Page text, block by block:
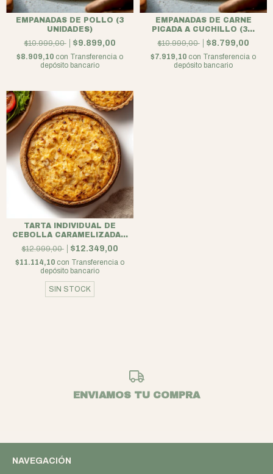
EMPANADAS DE POLLO (3
UNIDADES)
$10.999,00
$9.899,00
$8.909,10 con Transferencia o
depósito bancario
EMPANADAS DE CARNE
PICADA A CUCHILLO (3...
$10.999,00
$8.799,00
$7.919,10 con Transferencia o
depósito bancario
TARTA INDIVIDUAL DE
CEBOLLA CARAMELIZADA...
$12.999,00
$12.349,00
$11.114,10 con Transferencia o
depósito bancario
SIN STOCK
ENVIAMOS TU COMPRA
NAVEGACIÓN